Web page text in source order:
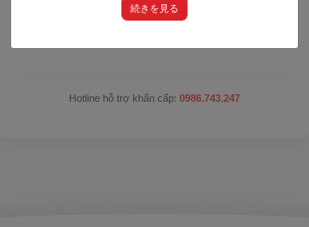
trải nghiệm tốt hơn.
Xin vui lòng trở lại sau. Xin lỗi quý khách vì sự bất tiện
Hotline hỗ trợ khẩn cấp: 0986.743.247
続きを見る